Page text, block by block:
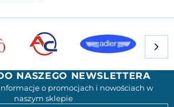
NASZEGO NEWSLETTERA
o promocjach i nowościach w
naszym sklepie